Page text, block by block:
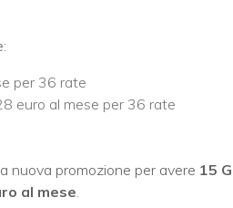
per 36 rate
euro al mese per 36 rate
nuova promozione per avere 15
al mese